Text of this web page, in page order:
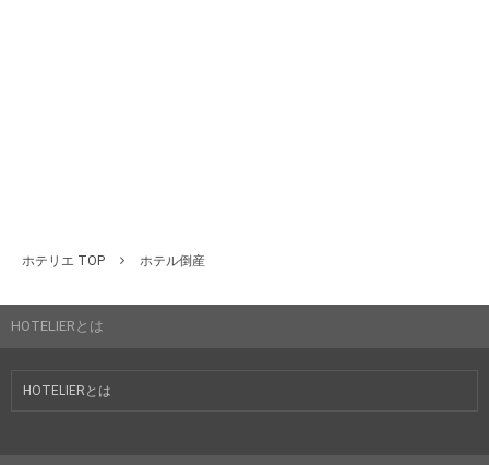
ホテリエ TOP ホテル倒産
HOTELIERとは
HOTELIERとは